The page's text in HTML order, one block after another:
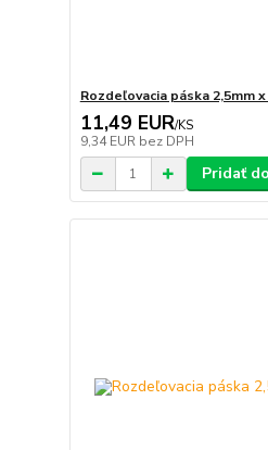
Rozdeľovacia páska 2,5mm
11,49 EUR/KS
9,34 EUR bez DPH
Pridať